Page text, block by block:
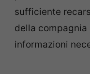
sufficiente
della
informazioni